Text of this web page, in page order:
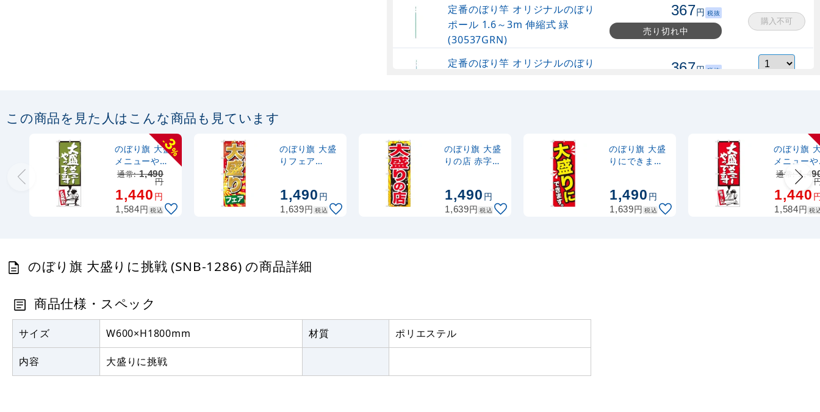
定番のぼり竿 オリジナルのぼり
ポール 1.6～3m 伸縮式 緑
(30537GRN)
367円 税抜
売り切れ中
購入不可
定番のぼり竿 オリジナルのぼり
367円 税抜
(30537BLK)
注水型マルチのぼりスタンド
20L
税抜
税込 カゴへ
この商品を見た人はこんな商品も見ています
-
3
%
のぼり旗 大盛
メニューやっ
てます 緑
(SNB-1208)
通常:1,490
円
1,440円
1,584円 税込
のぼり旗 大盛
りフェア
1,490円
1,639円 税込
のぼり旗 大盛
りの店 赤字
1,490円
1,639円 税込
のぼり旗 大盛
りにできます
1,490円
1,639円 税込
のぼり旗
メニュー
てます 赤
(SNB-
通常:
1,440
1,584円 税
のぼり旗 大盛りに挑戦 (SNB-1286) の商品詳細
商品仕様・スペック
サイズ W600×H1800mm 材質 ポリエステル
内容 大盛りに挑戦